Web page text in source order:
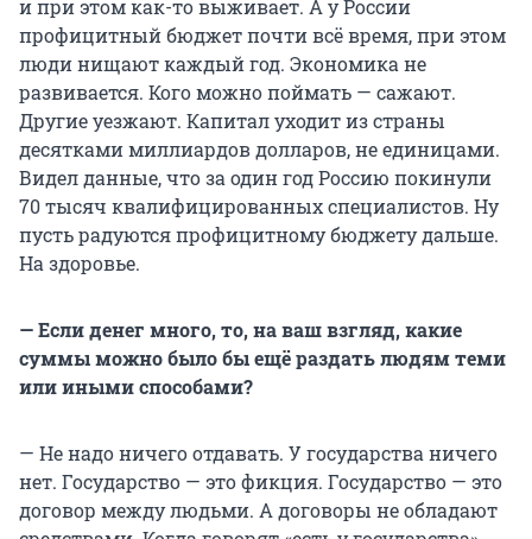
и при этом как-то выживает. А у России
профицитный бюджет почти всё время, при этом
люди нищают каждый год. Экономика не
развивается. Кого можно поймать — сажают.
Другие уезжают. Капитал уходит из страны
десятками миллиардов долларов, не единицами.
Видел данные, что за один год Россию покинули
70 тысяч квалифицированных специалистов. Ну
пусть радуются профицитному бюджету дальше.
На здоровье.
— Если денег много, то, на ваш взгляд, какие
суммы можно было бы ещё раздать людям теми
или иными способами?
— Не надо ничего отдавать. У государства ничего
нет. Государство — это фикция. Государство — это
договор между людьми. А договоры не обладают